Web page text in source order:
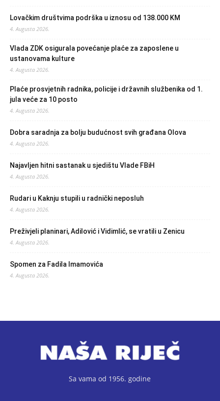
Lovačkim društvima podrška u iznosu od 138.000 KM
4. Augusta 2026.
Vlada ZDK osigurala povećanje plaće za zaposlene u
ustanovama kulture
4. Augusta 2026.
Plaće prosvjetnih radnika, policije i državnih službenika od 1.
jula veće za 10 posto
4. Augusta 2026.
Dobra saradnja za bolju budućnost svih građana Olova
4. Augusta 2026.
Najavljen hitni sastanak u sjedištu Vlade FBiH
4. Augusta 2026.
Rudari u Kaknju stupili u radnički neposluh
4. Augusta 2026.
Preživjeli planinari, Adilović i Vidimlić, se vratili u Zenicu
4. Augusta 2026.
Spomen za Fadila Imamovića
4. Augusta 2026.
Sa vama od 1956. godine